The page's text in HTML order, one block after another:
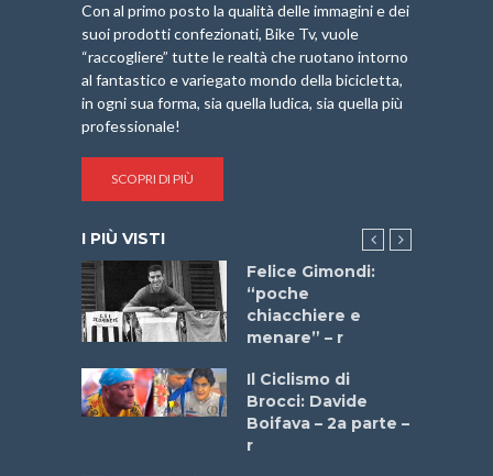
Con al primo posto la qualità delle immagini e dei
suoi prodotti confezionati, Bike Tv, vuole
“raccogliere” tutte le realtà che ruotano intorno
al fantastico e variegato mondo della bicicletta,
in ogni sua forma, sia quella ludica, sia quella più
professionale!
SCOPRI DI PIÙ
I PIÙ VISTI
Felice Gimondi:
“poche
chiacchiere e
menare” – r
Il Ciclismo di
Brocci: Davide
Boifava – 2a parte –
r